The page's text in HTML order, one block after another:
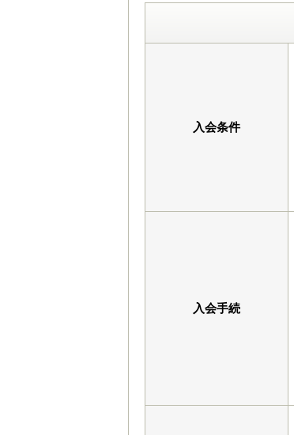
入会条件
入会手続